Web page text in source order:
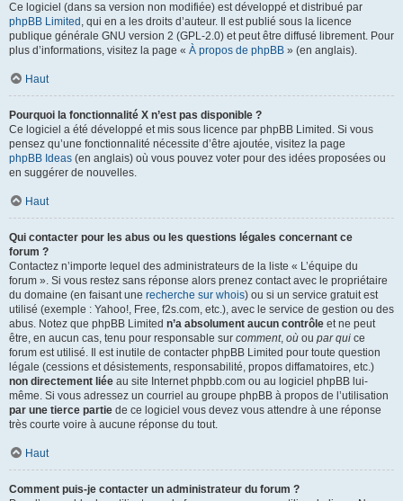
Ce logiciel (dans sa version non modifiée) est développé et distribué par
phpBB Limited , qui en a les droits d’auteur. Il est publié sous la licence
publique générale GNU version 2 (GPL-2.0) et peut être diffusé librement. Pour
plus d’informations, visitez la page « À propos de phpBB » (en anglais).
Haut
Pourquoi la fonctionnalité X n’est pas disponible ?
Ce logiciel a été développé et mis sous licence par phpBB Limited. Si vous
pensez qu’une fonctionnalité nécessite d’être ajoutée, visitez la page
phpBB Ideas (en anglais) où vous pouvez voter pour des idées proposées ou
en suggérer de nouvelles.
Haut
Qui contacter pour les abus ou les questions légales concernant ce
forum ?
Contactez n’importe lequel des administrateurs de la liste « L’équipe du
forum ». Si vous restez sans réponse alors prenez contact avec le propriétaire
du domaine (en faisant une recherche sur whois) ou si un service gratuit est
utilisé (exemple : Yahoo!, Free, f2s.com, etc.), avec le service de gestion ou des
abus. Notez que phpBB Limited n’a absolument aucun contrôle et ne peut
être, en aucun cas, tenu pour responsable sur comment, où ou par qui ce
forum est utilisé. Il est inutile de contacter phpBB Limited pour toute question
légale (cessions et désistements, responsabilité, propos diffamatoires, etc.)
non directement liée au site Internet phpbb.com ou au logiciel phpBB lui-
même. Si vous adressez un courriel au groupe phpBB à propos de l’utilisation
par une tierce partie de ce logiciel vous devez vous attendre à une réponse
très courte voire à aucune réponse du tout.
Haut
Comment puis-je contacter un administrateur du forum ?